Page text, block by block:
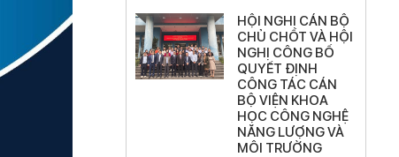
HỘI NGHỊ CÁN BỘ
CHỦ CHỐT VÀ HỘI
NGHỊ CÔNG BỐ
QUYẾT ĐỊNH
CÔNG TÁC CÁN
BỘ VIỆN KHOA
HỌC CÔNG NGHỆ
NĂNG LƯỢNG VÀ
MÔI TRƯỜNG